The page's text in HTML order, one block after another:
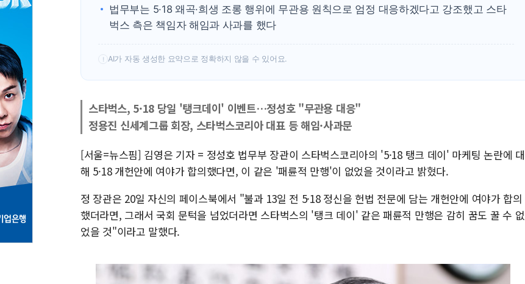
법무부는 5·18 왜곡·희생 조롱 행위에 무관용 원칙으로 엄정 대응하겠다고 강조했고 스타
벅스 측은 책임자 해임과 사과를 했다
! AI가 자동 생성한 요약으로 정확하지 않을 수 있어요.
스타벅스, 5·18 당일 '탱크데이' 이벤트…정성호 "무관용 대응"
정용진 신세계그룹 회장, 스타벅스코리아 대표 등 해임·사과문
[서울=뉴스핌] 김영은 기자 = 정성호 법무부 장관이 스타벅스코리아의 '5·18 탱크 데이' 마케팅 논란에 대
해 5·18 개헌안에 여야가 합의했다면, 이 같은 '패륜적 만행'이 없었을 것이라고 밝혔다.
정 장관은 20일 자신의 페이스북에서 "불과 13일 전 5·18 정신을 헌법 전문에 담는 개헌안에 여야가 합의
했더라면, 그래서 국회 문턱을 넘었더라면 스타벅스의 '탱크 데이' 같은 패륜적 만행은 감히 꿈도 꿀 수 없
었을 것"이라고 말했다.